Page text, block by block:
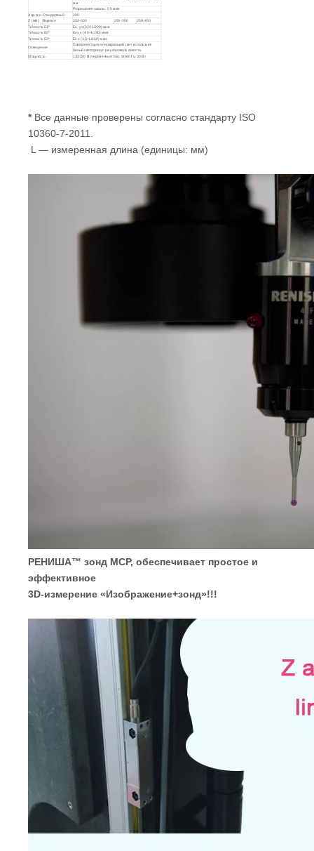
мм
Разрешение шкалы: 0,5 мкм
Ход оси
Z (мм)
Стандартный 200
Вариант 250~300 250~350
250~450
Точность Е1*
Ex, y ≤(3,0+L/200) мкм
Точность Е2*
Exy ≤ (4,0+L/200) мкм
Точность E3* Ez ≤ (3,5+L/150) мкм
Освещение
Поверхностный и передающий свет используют
белый светодиод с регулировкой яркости.
Мощность
110/220 В (переменный ток), 50/60 Гц, 30 Вт
*Все данные проверены согласно стандарту ISO
10360-7-2011.
L — измеренная длина (единицы: мм)
РЕНИША™ зонд MCP, обеспечивает простое и
эффективное
3D-измерение «Изображение+зонд»!!!